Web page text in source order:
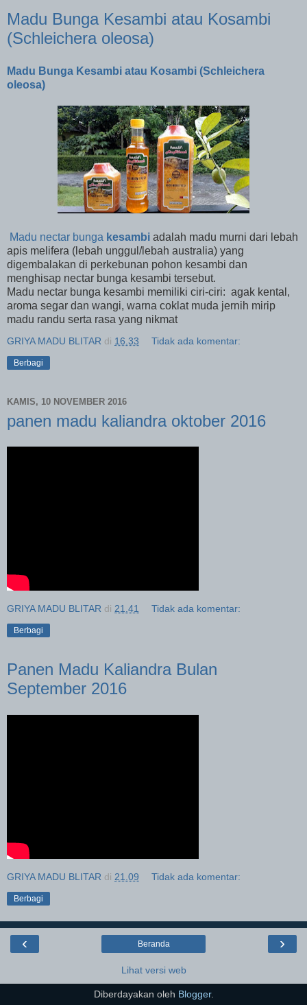
Madu Bunga Kesambi atau Kosambi
(Schleichera oleosa)
Madu Bunga Kesambi atau Kosambi (Schleichera
oleosa)
Madu nectar bunga kesambi adalah madu murni dari lebah
apis melifera (lebah unggul/lebah australia) yang
digembalakan di perkebunan pohon kesambi dan
menghisap nectar bunga kesambi tersebut.
Madu nectar bunga kesambi memiliki ciri-ciri: agak kental,
aroma segar dan wangi, warna coklat muda jernih mirip
madu randu serta rasa yang nikmat
GRIYA MADU BLITAR di 16.33 Tidak ada komentar:
Berbagi
KAMIS, 10 NOVEMBER 2016
panen madu kaliandra oktober 2016
GRIYA MADU BLITAR di 21.41 Tidak ada komentar:
Berbagi
Panen Madu Kaliandra Bulan
September 2016
GRIYA MADU BLITAR di 21.09 Tidak ada komentar:
Berbagi
‹ ›
Beranda
Lihat versi web
Diberdayakan oleh Blogger.